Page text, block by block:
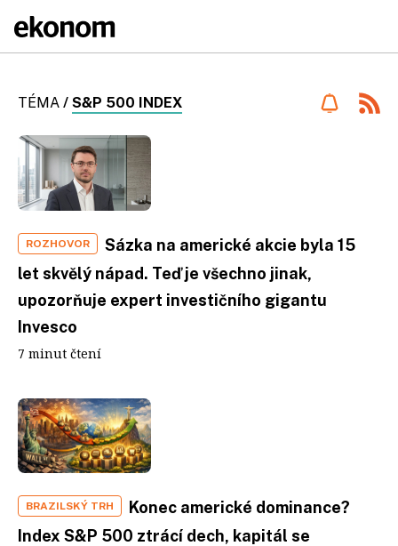
TÉMA / S&P 500 INDEX
ROZHOVOR
Sázka na americké akcie byla 15
let skvělý nápad. Teď je všechno jinak,
upozorňuje expert investičního gigantu
Invesco
7 minut čtení
BRAZILSKÝ TRH
Konec americké dominance?
Index S&P 500 ztrácí dech, kapitál se